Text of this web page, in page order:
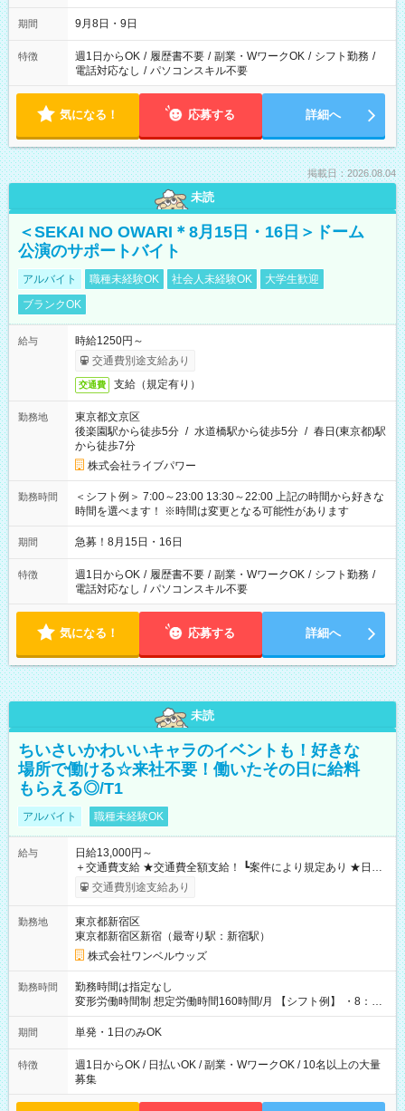
時間は変更となる可能性があります
期間 9月8日・9日
特徴 週1日からOK / 履歴書不要 / 副業・WワークOK / シフト勤務 /
電話対応なし / パソコンスキル不要
気になる！ 応募する 詳細へ
掲載日：2026.08.04
未読
＜SEKAI NO OWARI＊8月15日・16日＞ドーム
公演のサポートバイト
アルバイト 職種未経験OK 社会人未経験OK
大学生歓迎
ブランクOK
給与
時給1250円～
交通費別途支給あり
交通費 支給（規定有り）
勤務地
東京都文京区
後楽園駅から徒歩5分 / 水道橋駅から徒歩5分 / 春日(東京都)駅
から徒歩7分
株式会社ライブパワー
勤務時間
＜シフト例＞ 7:00～23:00 13:30～22:00 上記の時間から好きな
時間を選べます！ ※時間は変更となる可能性があります
期間 急募！8月15日・16日
特徴 週1日からOK / 履歴書不要 / 副業・WワークOK / シフト勤務 /
電話対応なし / パソコンスキル不要
気になる！ 応募する 詳細へ
未読
ちいさいかわいいキャラのイベントも！好きな
場所で働ける☆来社不要！働いたその日に給料
もらえる◎/T1
アルバイト 職種未経験OK
給与
日給13,000円～
＋交通費支給 ★交通費全額支給！ ┗案件により規定あり ★日払
いOK！（規定あり） ┗働いたその日に現金GET♪ お仕事後はコ
ンビニATMから 日払い分を引き落とせます！ 【試用期間】試
交通費別途支給あり
勤務地
東京都新宿区
東京都新宿区新宿（最寄り駅：新宿駅）
株式会社ワンベルウッズ
勤務時間
勤務時間は指定なし
変形労働時間制 想定労働時間160時間/月 【シフト例】 ・8：00
～21：00
期間 単発・1日のみOK
特徴
週1日からOK / 日払いOK / 副業・WワークOK / 10名以上の大量
募集